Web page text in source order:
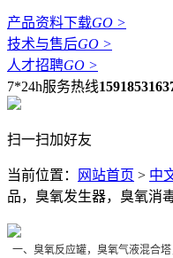
产品资料下载GO >
技术与售后GO >
人才招聘GO >
7*24h服务热线
扫一扫加好友
当前位置： 网站首页 > 中
品，臭氧发生器，臭氧消
一、臭氧反应罐，臭氧气液混合